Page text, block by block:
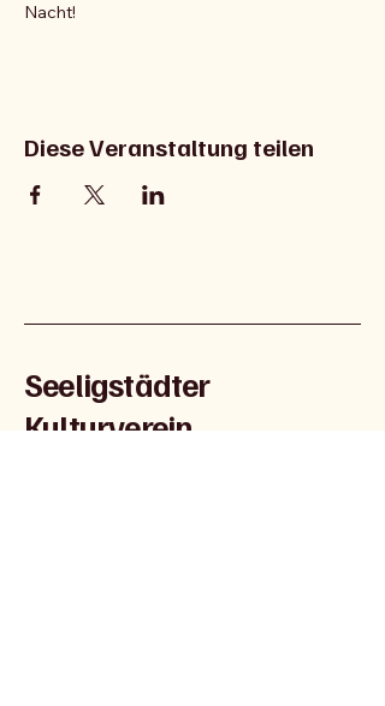
Nacht!
Diese Veranstaltung teilen
Seeligstädter
Kulturverein